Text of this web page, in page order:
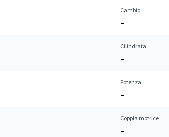
Cambio
–
Cilindrata
–
Potenza
–
Coppia motrice
–